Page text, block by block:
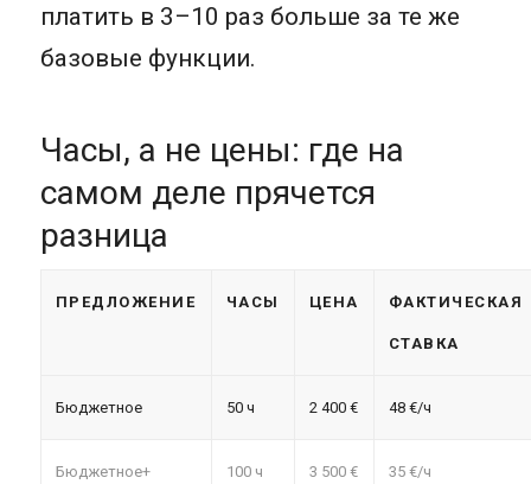
платить в 3–10 раз больше за те же
базовые функции.
Часы, а не цены: где на
самом деле прячется
разница
ПРЕДЛОЖЕНИЕ ЧАСЫ ЦЕНА ФАКТИЧЕСКАЯ
СТАВКА
Бюджетное 50 ч 2 400 € 48 €/ч
Бюджетное+ 100 ч 3 500 € 35 €/ч